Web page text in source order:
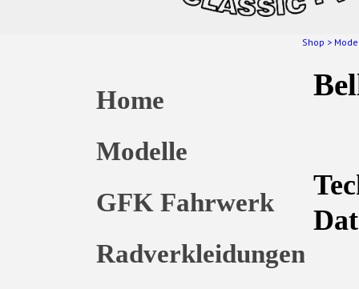
Home
Modelle
GFK Fahrwerk
Radverkleidungen
Shop >